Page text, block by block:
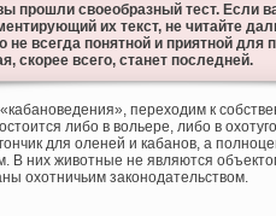
прошли своеобразный тест. Если
их текст, не читайте
всегда понятной и приятной для
скорее всего, станет последней.
переходим к
либо в вольере, либо в
для оленей и кабанов, а
В них животные не являются
охотничьим законодательством.